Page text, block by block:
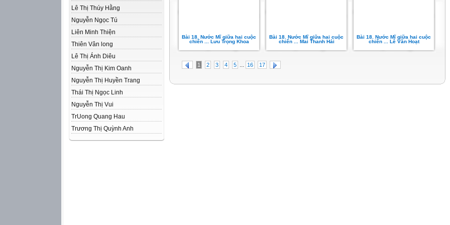
Lê Thị Thúy Hằng
Nguyễn Ngọc Tú
Liên Minh Thiện
Thiên Vân long
Lê Thị Ánh Diêu
Nguyễn Thị Kim Oanh
Nguyễn Thị Huyền Trang
Thái Thị Ngọc Linh
Nguyễn Thị Vui
Tr­Uong Quang Hau
Trương Thị Quỳnh Anh
Bài 18. Nước Mĩ giữa hai cuộc
chiến ... Lưu Trọng Khoa
Bài 18. Nước Mĩ giữa hai cuộc
chiến ... Mai Thanh Hải
Bài 18. Nước Mĩ giữa hai cuộc
chiến ... Lê Văn Hoạt
1 2 3 4 5 ... 16 17